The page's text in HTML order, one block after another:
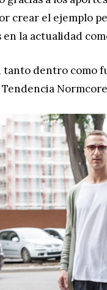
crear el ejemplo
en la actualidad
dentro como